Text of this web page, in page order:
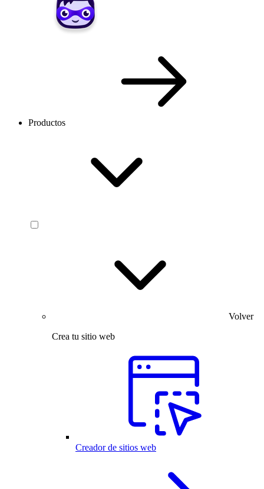
Productos
Volver
Crea tu sitio web
Creador de sitios web